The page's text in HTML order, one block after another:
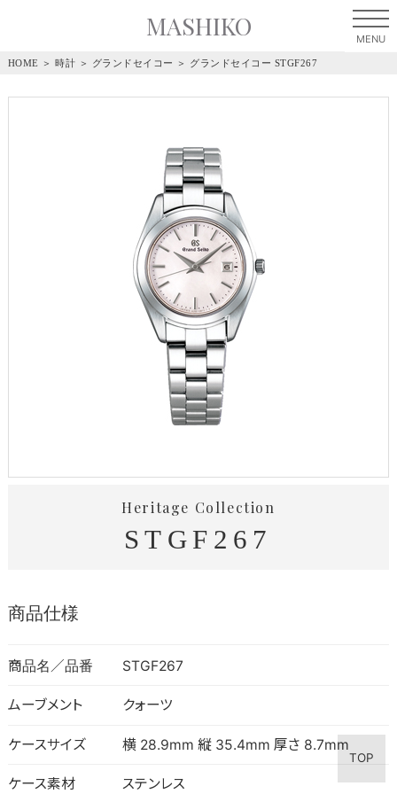
MASHIKO
HOME ＞ 時計 ＞ グランドセイコー ＞ グランドセイコー STGF267
Heritage Collection
STGF267
商品仕様
商品名／品番 STGF267
ムーブメント クォーツ
ケースサイズ 横 28.9mm 縦 35.4mm 厚さ 8.7mm
ケース素材 ステンレス
TOP